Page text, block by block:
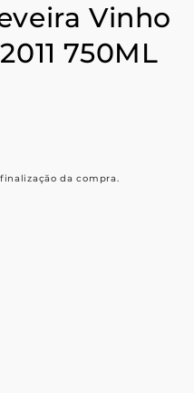
Vinho
750ML
da compra.